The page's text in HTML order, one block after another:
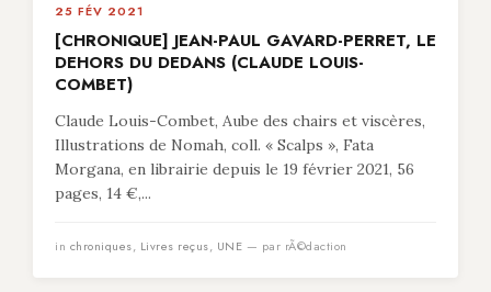
25 FÉV 2021
[CHRONIQUE] JEAN-PAUL GAVARD-PERRET, LE
DEHORS DU DEDANS (CLAUDE LOUIS-
COMBET)
Claude Louis-Combet, Aube des chairs et viscères,
Illustrations de Nomah, coll. « Scalps », Fata
Morgana, en librairie depuis le 19 février 2021, 56
pages, 14 €,...
in chroniques, Livres reçus, UNE — par rÃ©daction